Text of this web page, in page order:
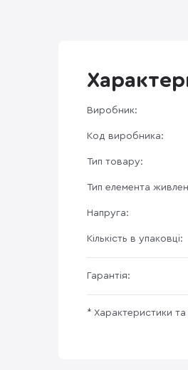
Виробник:
Код виробника:
Тип товару:
Тип елемента
Напруга:
Кількість в упаковці:
Гарантія:
* Характеристики